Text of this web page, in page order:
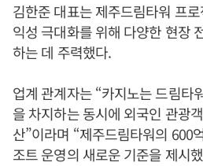
김한준 대표는 제주드림타워 프
익성 극대화를 위해 다양한 현장
하는 데 주력했다.
업계 관계자는 “카지노는 드림타
을 차지하는 동시에 외국인 관광
산”이라며 “제주드림타워의 600
조트 운영의 새로운 기준을 제시